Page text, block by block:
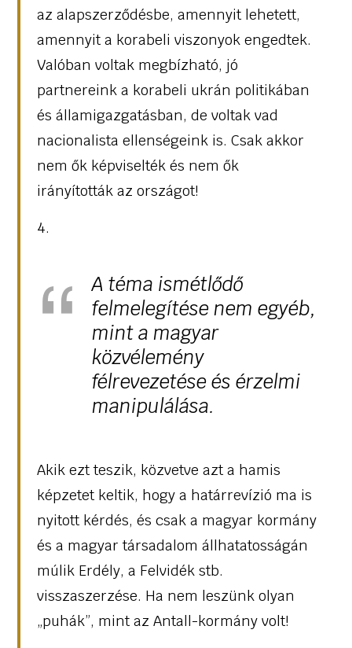
az alapszerződésbe, amennyit lehetett,
amennyit a korabeli viszonyok engedtek.
Valóban voltak megbízható, jó
partnereink a korabeli ukrán politikában
és államigazgatásban, de voltak vad
nacionalista ellenségeink is. Csak akkor
nem ők képviselték és nem ők
irányították az országot!
4.
A téma ismétlődő
felmelegítése nem egyéb,
mint a magyar
közvélemény
félrevezetése és érzelmi
manipulálása.
Akik ezt teszik, közvetve azt a hamis
képzetet keltik, hogy a határrevízió ma is
nyitott kérdés, és csak a magyar kormány
és a magyar társadalom állhatatosságán
múlik Erdély, a Felvidék stb.
visszaszerzése. Ha nem leszünk olyan
„puhák”, mint az Antall-kormány volt!